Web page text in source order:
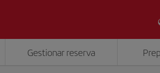
Gestionar reserva